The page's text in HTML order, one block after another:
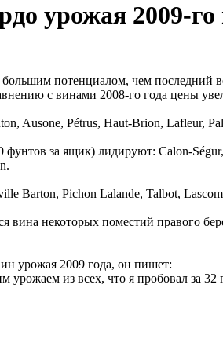
урожая 2009-го
потенциалом, чем
с винами 2008-го года цены
Ausone, Pétrus, Haut-Brion, Lafleur,
за ящик) лидируют: Calon-
Pichon Lalande, Talbot,
некоторых поместий правого
урожая 2009 года, он пишет:
из всех, что я пробовал за